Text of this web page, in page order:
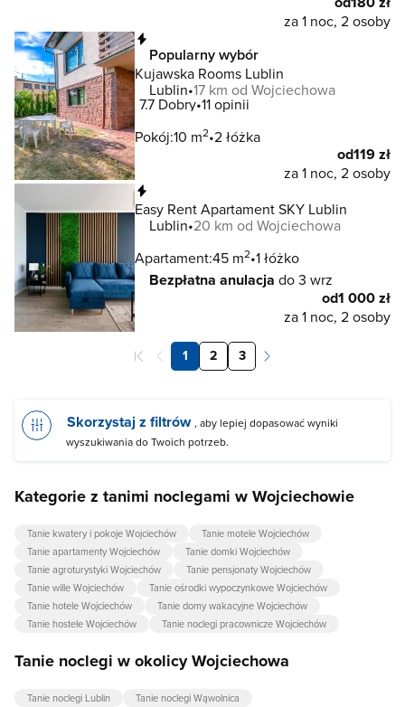
za 1 noc, 2 osoby
Popularny wybór
Kujawska Rooms Lublin
Lublin 17 km od Wojciechowa
7.7 Dobry 11 opinii
Pokój:10 m2 2 łóżka
od119 zł
za 1 noc, 2 osoby
Easy Rent Apartament SKY Lublin
Lublin 20 km od Wojciechowa
Apartament:45 m2 1 łóżko
Bezpłatna anulacja do 3 wrz
od1 000 zł
za 1 noc, 2 osoby
1 2 3
Skorzystaj z filtrów , aby lepiej dopasować wyniki
wyszukiwania do Twoich potrzeb.
Kategorie z tanimi noclegami w Wojciechowie
Tanie kwatery i pokoje Wojciechów
Tanie motele Wojciechów
Tanie apartamenty Wojciechów
Tanie domki Wojciechów
Tanie agroturystyki Wojciechów
Tanie pensjonaty Wojciechów
Tanie wille Wojciechów
Tanie ośrodki wypoczynkowe Wojciechów
Tanie hotele Wojciechów
Tanie domy wakacyjne Wojciechów
Tanie hostele Wojciechów
Tanie noclegi pracownicze Wojciechów
Tanie noclegi w okolicy Wojciechowa
Tanie noclegi Lublin
Tanie noclegi Wąwolnica